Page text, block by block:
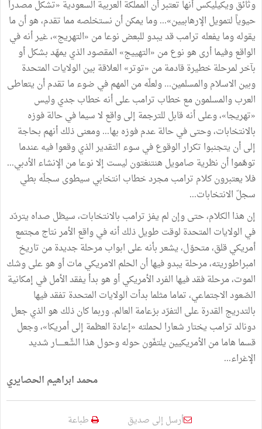
وثائقويكيليكسأنها تعتبرأن المملكة العربية السعودية «تشكلمصدراً
حيوياًلتمويل الإرهابيين»
...وما يمكنأن نستخلصهمما تقدم،هوأنما
يقولهوما يفعله ترامبقديبدوللبعض نوعامن «التهريج»،غيرأنهفي
الواقعوفيماأرى هونوعمن «التهييج» المقصودالذي يمهّدبشكلأو
بآخرلمرحلةخطيرةقادمةمن «توتر» العلاقة بين الولايات المتحدة
وبين الاسلاموالمسلمين...ولعلّهمن المهمفي ضوءما تقدمأن يتعاطى
العربوالمسلمونمعخطاب ترامبعلىأنهخطابجديوليس
«تهريجا»،وعلىأنهقابل للترجمة إلىواقع لاسيمافيحالةفوزه
بالانتخابات،وحتىفيحالةعدمفوزه بها...ومعنىذلكأنهم بحاجة
إلىأن يتجنبوا تكرارالوقوعفي سوء التقديرالذيوقعوافيهعندما
توهّمواأن نظرية صامويل هنتنغتون ليست إلانوعامن الإنشاء الأدبي...
فلايعتبرونكلام ترامبمجردخطاب انتخابي سيطوى سجلّه بطي
سجلّ الانتخابات...
إن هذا الكلام،حتىوإن لم يفزترامب بالانتخابات،سيظل صداه يتردّد
في الولايات المتحدة لوقت طويلذلكأنهفيواقع الأمرنتاجمجتمع
أمريكيقلق،متحوّل،يشعربأنهعلى ابوابمرحلةجديدةمن تاريخ
امبراطوريته،مرحلة يبدوفيهاأن الحلم الامريكيماتأوهوعلىوشك
الموت،مرحلةفقدفيها الفردالأمريكيأوهوبدأ يفقدالأملفي إمكانية
الصّعودالاجتماعي،تمامامثلما بدأت الولايات المتحدة تفقدفيها
بالتدريج القدرةعلى التفرّدبزعامة العالم.وربماكانذلك هوالذيجعل
دونالدترامب يختارشعارا لحملته «إعادة العظمة إلىأمريكا»،وجعل
قسما هامامن الأمريكيين يلتفّونحولهوحول هذا الشّعــــــارشديد
الإغراء...
محمدابراهيم الحصايري
أرسل إلى صديق طباعة